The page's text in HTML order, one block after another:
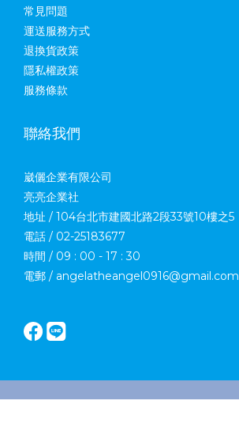
常見問題
運送服務方式
退換貨政策
隱私權政策
服務條款
聯絡我們
崴儷企業有限公司
亮亮企業社
地址 / 104台北市建國北路2段33號10樓之5
電話 / 02-25183677
時間 / 09 : 00 - 17 : 30
電郵 / angelatheangel0916@gmail.com